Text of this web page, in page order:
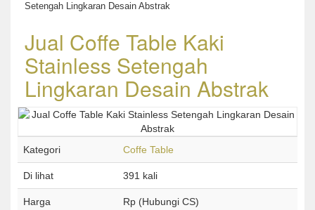
Setengah Lingkaran Desain Abstrak
Jual Coffe Table Kaki
Stainless Setengah
Lingkaran Desain Abstrak
Kategori Coffe Table
Di lihat 391 kali
Harga Rp (Hubungi CS)